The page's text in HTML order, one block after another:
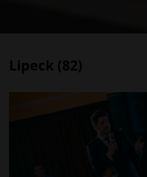
Lipeck (82)